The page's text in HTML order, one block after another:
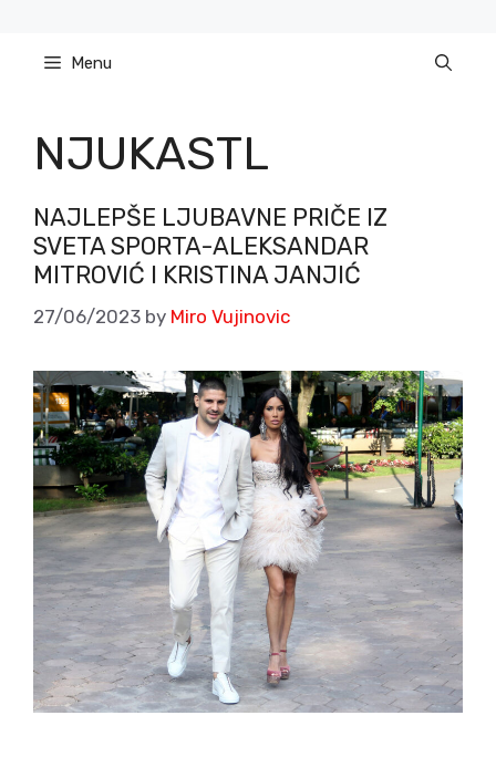
content Menu
NJUKASTL
NAJLEPŠE LJUBAVNE PRIČE IZ
SVETA SPORTA-ALEKSANDAR
MITROVIĆ I KRISTINA JANJIĆ
27/06/2023 by Miro Vujinovic